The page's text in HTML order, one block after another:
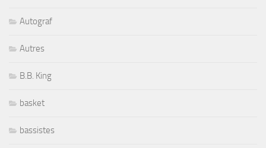
Autograf
Autres
B.B. King
basket
bassistes